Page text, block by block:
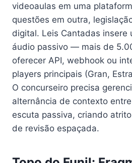
videoaulas em uma
questões em outra,
digital. Leis Cantadas insere
áudio passivo — mais de
oferecer API, webhook ou
players principais (Gran,
O concurseiro precisa
alternância de contexto
escuta passiva, criando
de revisão espaçada.